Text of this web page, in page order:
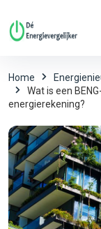
Home
Wat is een
energierekening?